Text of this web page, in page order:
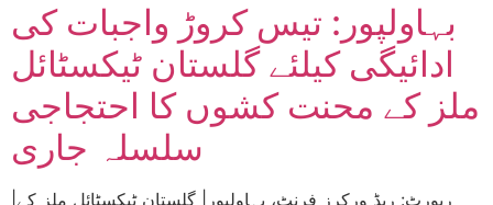
بہاولپور: تیس کروڑ واجبات کی
ادائیگی کیلئے گلستان ٹیکسٹائل
ملز کے محنت کشوں کا احتجاجی
سلسلہ جاری